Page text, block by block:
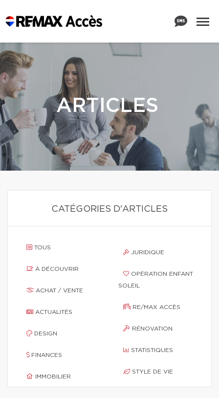
ARTICLES
CATÉGORIES D'ARTICLES
TOUS
À DÉCOUVRIR
ACHAT / VENTE
ACTUALITÉS
DESIGN
FINANCES
IMMOBILIER
JURIDIQUE
SOLEIL
RE/MAX ACCÈS
RÉNOVATION
STATISTIQUES
STYLE DE VIE